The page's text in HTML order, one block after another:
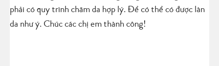
phải có quy trình chăm da hợp lý. Để có thể có được làn
da như ý. Chúc các chị em thành công!